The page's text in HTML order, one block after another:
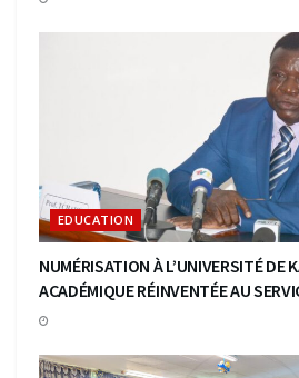
EDUCATION
NUMÉRISATION À L’UNIVERSITÉ DE
ACADÉMIQUE RÉINVENTÉE AU